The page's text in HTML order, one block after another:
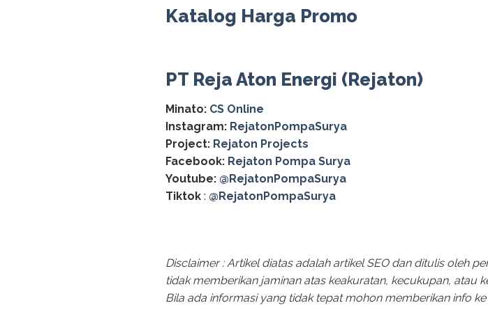
Katalog Harga Promo
PT Reja Aton Energi (Rejaton)
Minato: CS Online
Instagram: RejatonPompaSurya
Project: Rejaton Projects
Facebook: Rejaton Pompa Surya
Youtube: @RejatonPompaSurya
Tiktok : @RejatonPompaSurya
Disclaimer : Artikel diatas adalah artikel SEO dan ditulis oleh
tidak memberikan jaminan atas keakuratan, kecukupan, atau
Bila ada informasi yang tidak tepat mohon memberikan info ke